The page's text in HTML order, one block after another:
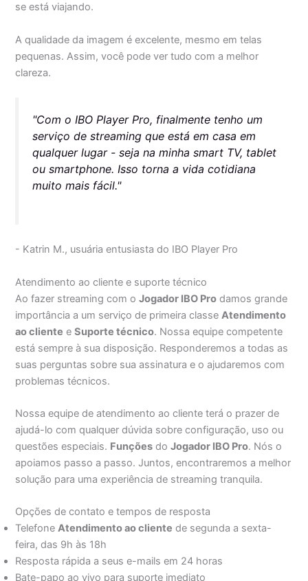
se está viajando.
A qualidade da imagem é excelente, mesmo em telas
pequenas. Assim, você pode ver tudo com a melhor
clareza.
"Com o IBO Player Pro, finalmente tenho um
serviço de streaming que está em casa em
qualquer lugar - seja na minha smart TV, tablet
ou smartphone. Isso torna a vida cotidiana
muito mais fácil."
- Katrin M., usuária entusiasta do IBO Player Pro
Atendimento ao cliente e suporte técnico
Ao fazer streaming com oJogador IBO Pro damos grande
importância a um serviço de primeira classeAtendimento
ao cliente eSuporte técnico. Nossa equipe competente
está sempre à sua disposição. Responderemos a todas as
suas perguntas sobre sua assinatura e o ajudaremos com
problemas técnicos.
Nossa equipe de atendimento ao cliente terá o prazer de
ajudá-lo com qualquer dúvida sobre configuração, uso ou
questões especiais. Funções doJogador IBO Pro. Nós o
apoiamos passo a passo. Juntos, encontraremos a melhor
solução para uma experiência de streaming tranquila.
Opções de contato e tempos de resposta
TelefoneAtendimento ao cliente de segunda a sexta-
feira, das 9h às 18h
Resposta rápida a seus e-mails em 24 horas
Bate-papo ao vivo para suporte imediato